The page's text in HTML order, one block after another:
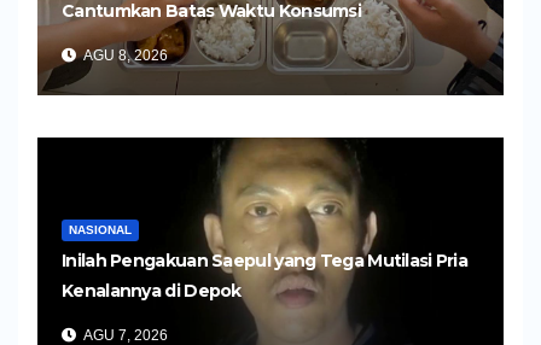
Cantumkan Batas Waktu Konsumsi
AGU 8, 2026
NASIONAL
Inilah Pengakuan Saepul yang Tega Mutilasi Pria
Kenalannya di Depok
AGU 7, 2026